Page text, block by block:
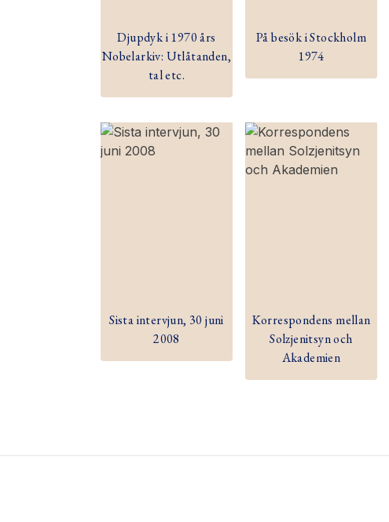
Djupdyk i 1970 års
Nobelarkiv: Utlåtanden,
tal etc.
På besök i Stockholm
1974
Sista intervjun, 30 juni
2008
Korrespondens mellan
Solzjenitsyn och
Akademien